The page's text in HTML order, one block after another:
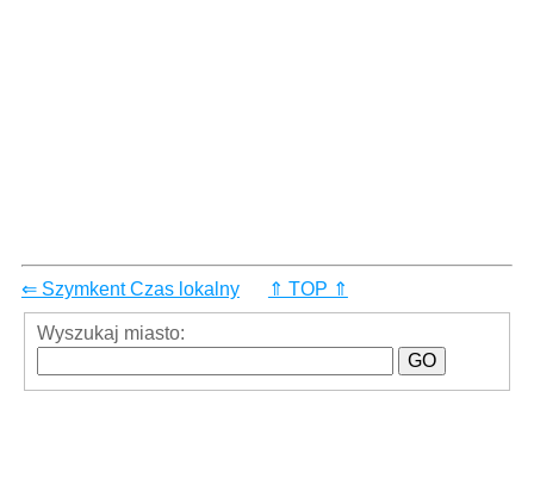
⇐ Szymkent Czas lokalny ⇑ TOP ⇑
Wyszukaj miasto: